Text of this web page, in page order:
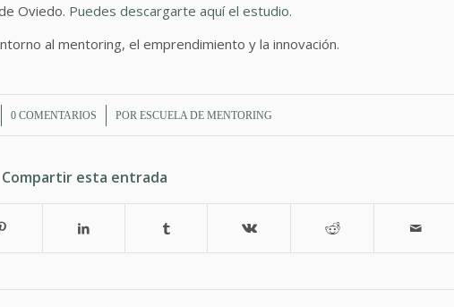
Oviedo. Puedes descargarte aquí el estudio.
al mentoring, el emprendimiento y la innovación.
0 COMENTARIOS
/ POR ESCUELA DE MENTORING
Compartir esta entrada